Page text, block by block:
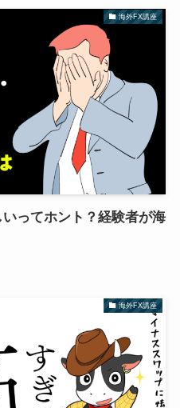
海外FX講座
いってホント？経験者が海
海外FX講座